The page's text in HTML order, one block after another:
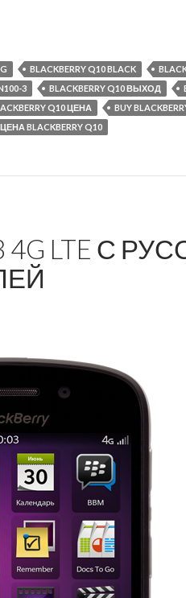
Ника Хили
BLACKBERRY Q10 BLACK
3 BLACKBERRY Q10 ВЫХОД
Q10 ЦЕНА BUY
ЦЕНА BLACKBERRY Q10
4G LTE С